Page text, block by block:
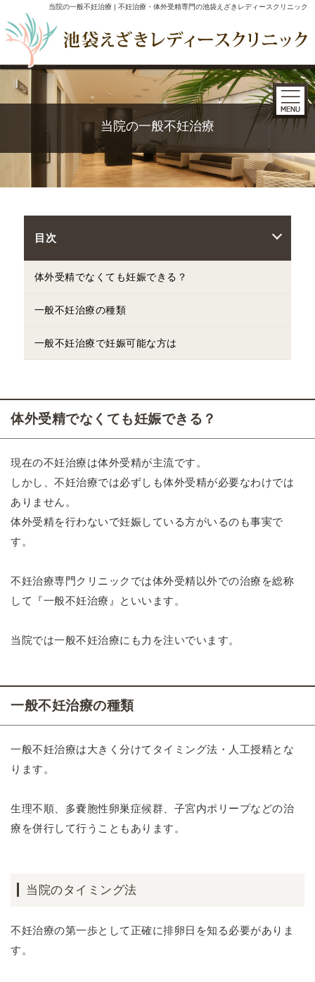
当院の一般不妊治療 | 不妊治療・体外受精専門の池袋えざきレディースクリニック
当院の一般不妊治療
目次
体外受精でなくても妊娠できる？
一般不妊治療の種類
一般不妊治療で妊娠可能な方は
体外受精でなくても妊娠できる？
現在の不妊治療は体外受精が主流です。
しかし、不妊治療では必ずしも体外受精が必要なわけでは
ありません。
体外受精を行わないで妊娠している方がいるのも事実で
す。
不妊治療専門クリニックでは体外受精以外での治療を総称
して『一般不妊治療』といいます。
当院では一般不妊治療にも力を注いでいます。
一般不妊治療の種類
一般不妊治療は大きく分けてタイミング法・人工授精とな
ります。
生理不順、多嚢胞性卵巣症候群、子宮内ポリープなどの治
療を併行して行うこともあります。
当院のタイミング法
不妊治療の第一歩として正確に排卵日を知る必要がありま
す。